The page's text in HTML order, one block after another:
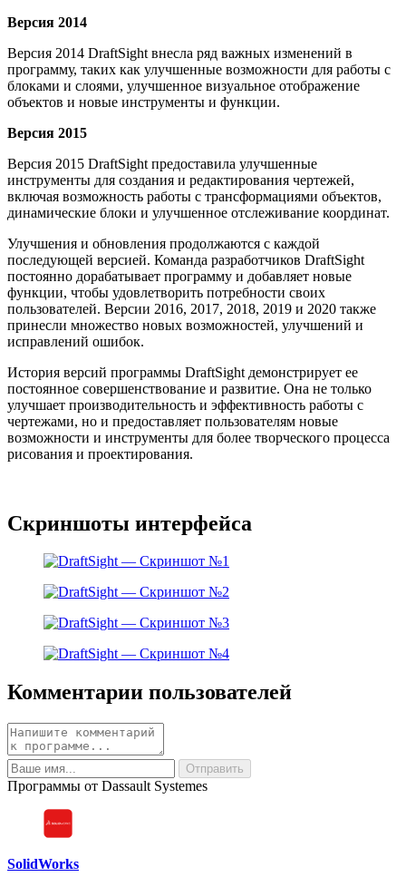
Версия 2014
Версия 2014 DraftSight внесла ряд важных изменений в
программу, таких как улучшенные возможности для работы с
блоками и слоями, улучшенное визуальное отображение
объектов и новые инструменты и функции.
Версия 2015
Версия 2015 DraftSight предоставила улучшенные
инструменты для создания и редактирования чертежей,
включая возможность работы с трансформациями объектов,
динамические блоки и улучшенное отслеживание координат.
Улучшения и обновления продолжаются с каждой
последующей версией. Команда разработчиков DraftSight
постоянно дорабатывает программу и добавляет новые
функции, чтобы удовлетворить потребности своих
пользователей. Версии 2016, 2017, 2018, 2019 и 2020 также
принесли множество новых возможностей, улучшений и
исправлений ошибок.
История версий программы DraftSight демонстрирует ее
постоянное совершенствование и развитие. Она не только
улучшает производительность и эффективность работы с
чертежами, но и предоставляет пользователям новые
возможности и инструменты для более творческого процесса
рисования и проектирования.
Скриншоты интерфейса
Комментарии пользователей
Программы от Dassault Systemes
SolidWorks